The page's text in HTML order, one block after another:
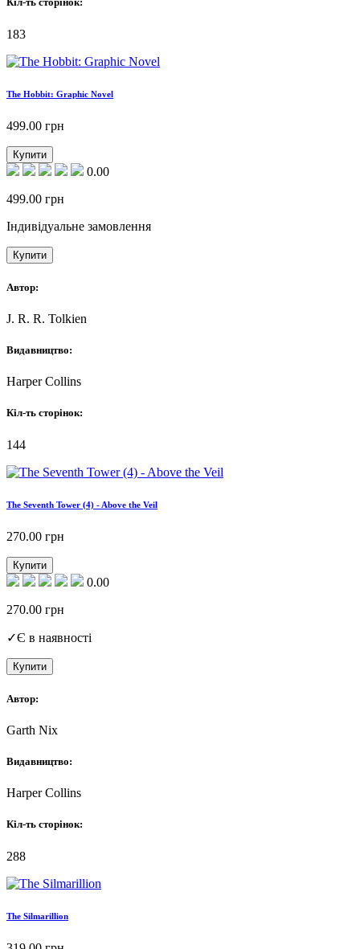
183
The Hobbit: Graphic Novel
499.00 грн
Купити
0.00
499.00 грн
Індивідуальне замовлення
Купити
Автор:
J. R. R. Tolkien
Видавництво:
Harper Collins
Кіл-ть сторінок:
144
The Seventh Tower (4) - Above the Veil
270.00 грн
Купити
0.00
270.00 грн
✓Є в наявності
Купити
Автор:
Garth Nix
Видавництво:
Harper Collins
Кіл-ть сторінок:
288
The Silmarillion